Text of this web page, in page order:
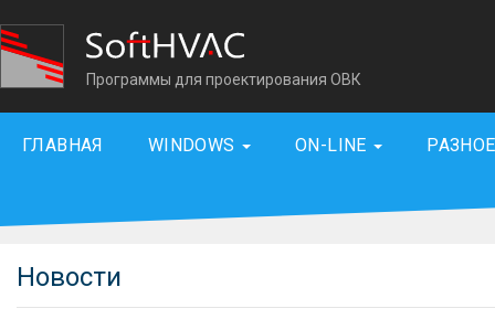
Программы для проектирования ОВК
ГЛАВНАЯ WINDOWS ON-LINE
Новости